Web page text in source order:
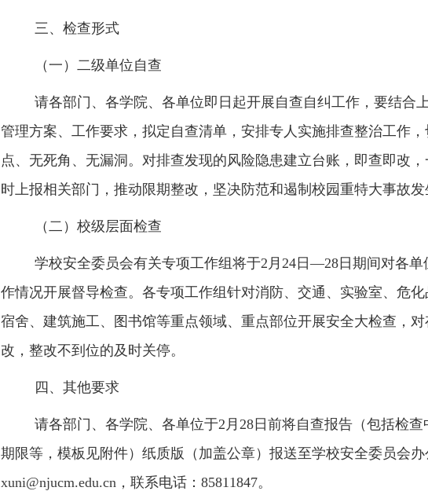
三、检查形式
（一）二级单位自查
请各部门、各学院、各单位即日起开展自查自纠工作，要结合
管理方案、工作要求，拟定自查清单，安排专人实施排查整治工作
点、无死角、无漏洞。对排查发现的风险隐患建立台账，即查即改
时上报相关部门，推动限期整改，坚决防范和遏制校园重特大事故发
（二）校级层面检查
学校安全委员会有关专项工作组将于2 月 24日—28日期间对各单
作情况开展督导检查。各专项工作组针对消防、交通、实验室、危
宿舍、建筑施工、图书馆等重点领域、重点部位开展安全大检查，
改，整改不到位的及时关停。
四、其他要求
请各部门、各学院、各单位于2 月 28日前将自查报告（包括检
期限等，模板见附件） 纸质版（加盖公章）报送至学校安全委员会办
xuni@njucm.edu.cn，联系电话： 85811847。